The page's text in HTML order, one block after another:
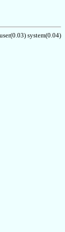
system(0.04)